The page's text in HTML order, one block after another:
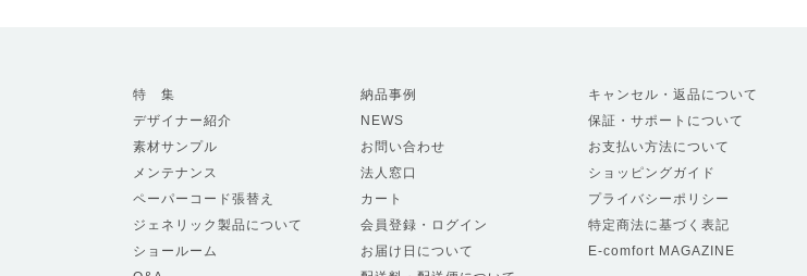
特 集
デザイナー紹介
素材サンプル
メンテナンス
ペーパーコード張替え
ジェネリック製品について
ショールーム
納品事例
NEWS
お問い合わせ
法人窓口
カート
会員登録・ログイン
お届け日について
キャンセル・返品について
保証・サポートについて
お支払い方法について
ショッピングガイド
プライバシーポリシー
特定商法に基づく表記
E-comfort MAGAZINE